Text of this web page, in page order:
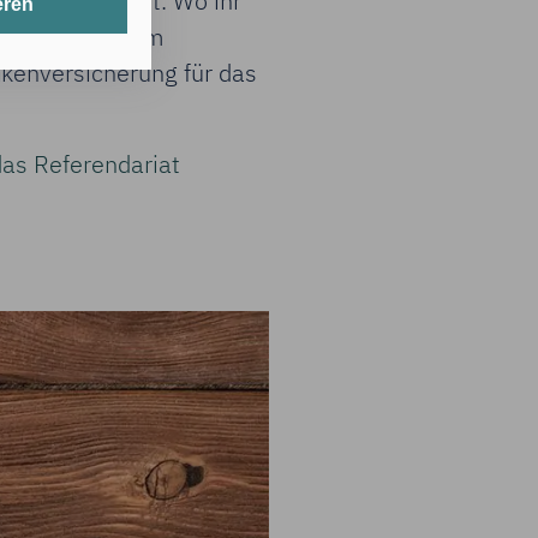
gespeicherte
den USA
auf diese
mit
seid. Im
für das
Referendariat